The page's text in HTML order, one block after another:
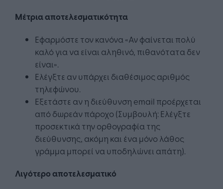
Μέτρια αποτελεσματικότητα
Εφαρμόστε τον κανόνα «Αν φαίνεται πολύ
καλό για να είναι αληθινό, πιθανότατα δεν
είναι».
Ελέγξτε αν υπάρχει διαθέσιμος αριθμός
τηλεφώνου.
Εξετάστε αν η διεύθυνση email προέρχεται
από δωρεάν πάροχο (Συμβουλή: Ελέγξτε
προσεκτικά την ορθογραφία της
διεύθυνσης, ακόμη και ένα μόνο λάθος
γράμμα μπορεί να υποδηλώνει απάτη).
Λιγότερο αποτελεσματικό